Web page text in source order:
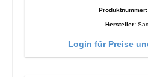
Produktnummer:
Hersteller:
Login für Preise